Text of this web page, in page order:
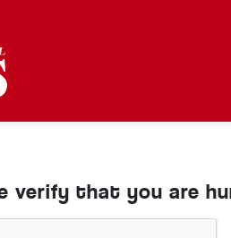
verify that you are